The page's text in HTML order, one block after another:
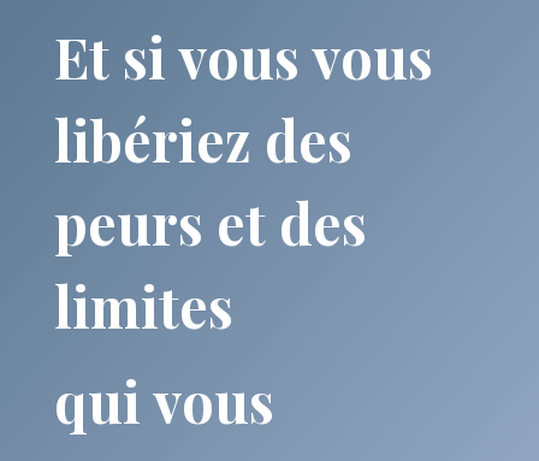
Et si vous vous
libériez des
peurs et des
limites
qui vous